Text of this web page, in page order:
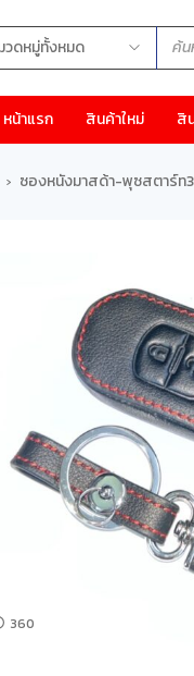
หน้าแรก สินค้าใหม่ สิ
› ซองหนังมาสด้า-พุซสตาร์ท3
360